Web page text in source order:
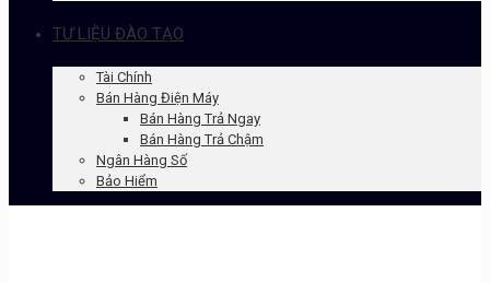
TƯ LIỆU ĐÀO TẠO
Tài Chính
Bán Hàng Điện Máy
Bán Hàng Trả Ngay
Bán Hàng Trả Chậm
Ngân Hàng Số
Bảo Hiểm